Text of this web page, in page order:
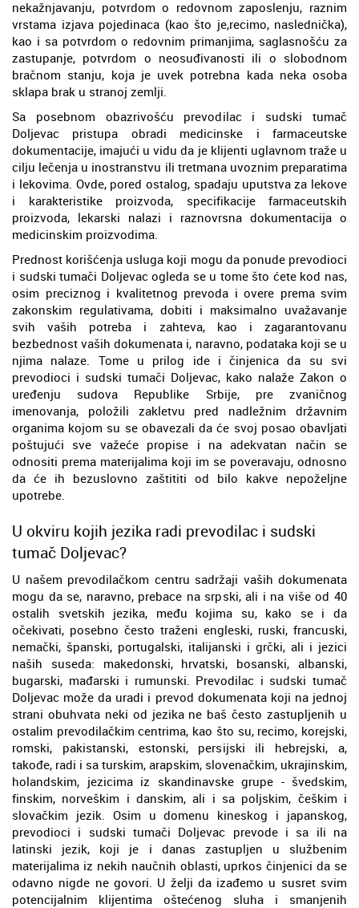
nekažnjavanju, potvrdom o redovnom zaposlenju, raznim
vrstama izjava pojedinaca (kao što je,recimo, naslednička),
kao i sa potvrdom o redovnim primanjima, saglasnošću za
zastupanje, potvrdom o neosuđivanosti ili o slobodnom
bračnom stanju, koja je uvek potrebna kada neka osoba
sklapa brak u stranoj zemlji.
Sa posebnom obazrivošću prevodilac i sudski tumač
Doljevac pristupa obradi medicinske i farmaceutske
dokumentacije, imajući u vidu da je klijenti uglavnom traže u
cilju lečenja u inostranstvu ili tretmana uvoznim preparatima
i lekovima. Ovde, pored ostalog, spadaju uputstva za lekove
i karakteristike proizvoda, specifikacije farmaceutskih
proizvoda, lekarski nalazi i raznovrsna dokumentacija o
medicinskim proizvodima.
Prednost korišćenja usluga koji mogu da ponude prevodioci
i sudski tumači Doljevac ogleda se u tome što ćete kod nas,
osim preciznog i kvalitetnog prevoda i overe prema svim
zakonskim regulativama, dobiti i maksimalno uvažavanje
svih vaših potreba i zahteva, kao i zagarantovanu
bezbednost vaših dokumenata i, naravno, podataka koji se u
njima nalaze. Tome u prilog ide i činjenica da su svi
prevodioci i sudski tumači Doljevac, kako nalaže Zakon o
uređenju sudova Republike Srbije, pre zvaničnog
imenovanja, položili zakletvu pred nadležnim državnim
organima kojom su se obavezali da će svoj posao obavljati
poštujući sve važeće propise i na adekvatan način se
odnositi prema materijalima koji im se poveravaju, odnosno
da će ih bezuslovno zaštititi od bilo kakve nepoželjne
upotrebe.
U okviru kojih jezika radi prevodilac i sudski
tumač Doljevac?
U našem prevodilačkom centru sadržaji vaših dokumenata
mogu da se, naravno, prebace na srpski, ali i na više od 40
ostalih svetskih jezika, među kojima su, kako se i da
očekivati, posebno često traženi engleski, ruski, francuski,
nemački, španski, portugalski, italijanski i grčki, ali i jezici
naših suseda: makedonski, hrvatski, bosanski, albanski,
bugarski, mađarski i rumunski. Prevodilac i sudski tumač
Doljevac može da uradi i prevod dokumenata koji na jednoj
strani obuhvata neki od jezika ne baš često zastupljenih u
ostalim prevodilačkim centrima, kao što su, recimo, korejski,
romski, pakistanski, estonski, persijski ili hebrejski, a,
takođe, radi i sa turskim, arapskim, slovenačkim, ukrajinskim,
holandskim, jezicima iz skandinavske grupe - švedskim,
finskim, norveškim i danskim, ali i sa poljskim, češkim i
slovačkim jezik. Osim u domenu kineskog i japanskog,
prevodioci i sudski tumači Doljevac prevode i sa ili na
latinski jezik, koji je i danas zastupljen u službenim
materijalima iz nekih naučnih oblasti, uprkos činjenici da se
odavno nigde ne govori. U želji da izađemo u susret svim
potencijalnim klijentima oštećenog sluha i smanjenih